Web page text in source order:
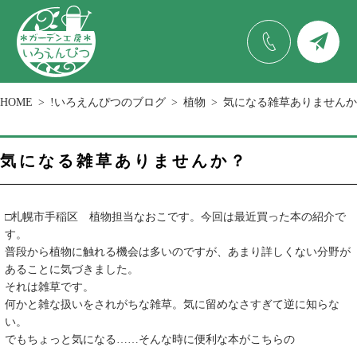
HOME !いろえんぴつのブログ 植物 気になる雑草ありません
気になる雑草ありませんか？
□札幌市手稲区 植物担当なおこです。今回は最近買った本の紹介で
す。
普段から植物に触れる機会は多いのですが、あまり詳しくない分野が
あることに気づきました。
それは雑草です。
何かと雑な扱いをされがちな雑草。気に留めなさすぎて逆に知らな
い。
でもちょっと気になる……そんな時に便利な本がこちらの